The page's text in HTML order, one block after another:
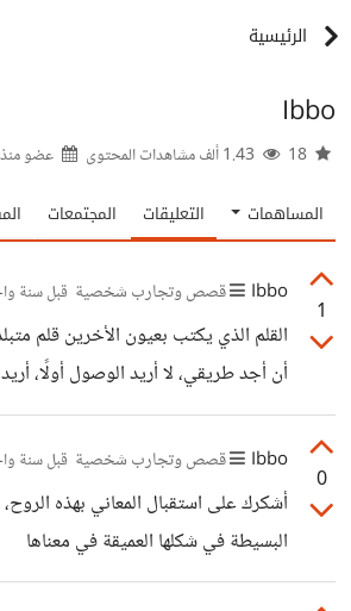
الرئيسية
Ibbo
عضو منذ
المساهمات التعليقات المجتمعات
1
Ibbo قصص وتجارب شخصية قبل سنة
القلم الذي يكتب بعيون الأخرين قلم
أن أجد طريقي، لا أريد الوصول أولًا،
بعدي.. أشكرك
0
Ibbo قصص وتجارب شخصية قبل سنة
أشكرك على استقبال المعاني بهذه
البسيطة في شكلها العميقة في معناها